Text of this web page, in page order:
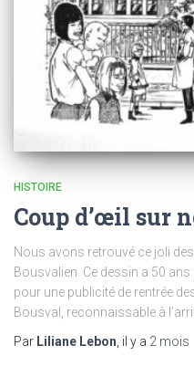
HISTOIRE
Coup d’œil sur
Nous avons retrouvé ce joli
Bousvalien. Ce dessin a 50
pour une publicité de rentrée
Bousval, reconnaissable à
Par Liliane Lebon, il y a 2 mois